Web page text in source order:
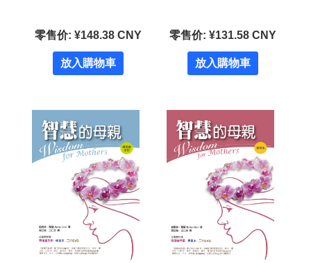
零售价: ¥148.38 CNY
放入購物車
零售价: ¥131.58 CNY
放入購物車